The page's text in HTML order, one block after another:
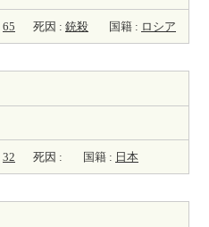
65 死因 : 銃殺 国籍 : ロシア
32 死因 : 国籍 : 日本